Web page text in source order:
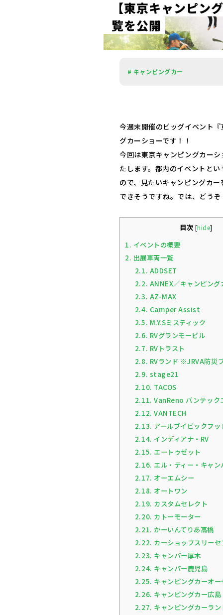
【東京キャンピング
覧を公開
# キャンピングカー
今週末開催のビッグイベント
グカーショーです！！
今回は東京キャンピングカー
たします。都内のイベントと
ので、見たいキャンピングカ
できそうですね。では、どうぞ
目次 [hide]
1. イベントの概要
2. 出展車両一覧
2.1. ADDSET
2.2. ANNEX／キャンピング
2.3. AZ-MAX
2.4. Camper Assist
2.5. M.Y.Sミスティック
2.6. RVグランモービル
2.7. RVトラスト
2.8. RVランド ※JRVA防災
2.9. stage21
2.10. TACOS
2.11. VanReno バンテック
2.12. VANTECH
2.13. アールブイビックフッ
2.14. インディアナ・RV
2.15. エートゥゼット
2.16. エル・ティー・キャン
2.17. オーエムシー
2.18. オートワン
2.19. カスタムセレクト
2.20. カトーモーター
2.21. かーいんてりあ高橋
2.22. カーショップスリー
2.23. キャンパー厚木
2.24. キャンパー鹿児島
2.25. キャンピングカーオ
2.26. キャンピングカー広島
2.27. キャンピングカーラ